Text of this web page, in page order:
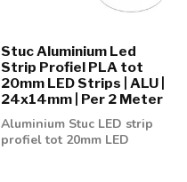
Stuc Aluminium Led
Strip Profiel PLA tot
20mm LED Strips | ALU |
24x14mm | Per 2 Meter
Aluminium Stuc LED strip
profiel tot 20mm LED